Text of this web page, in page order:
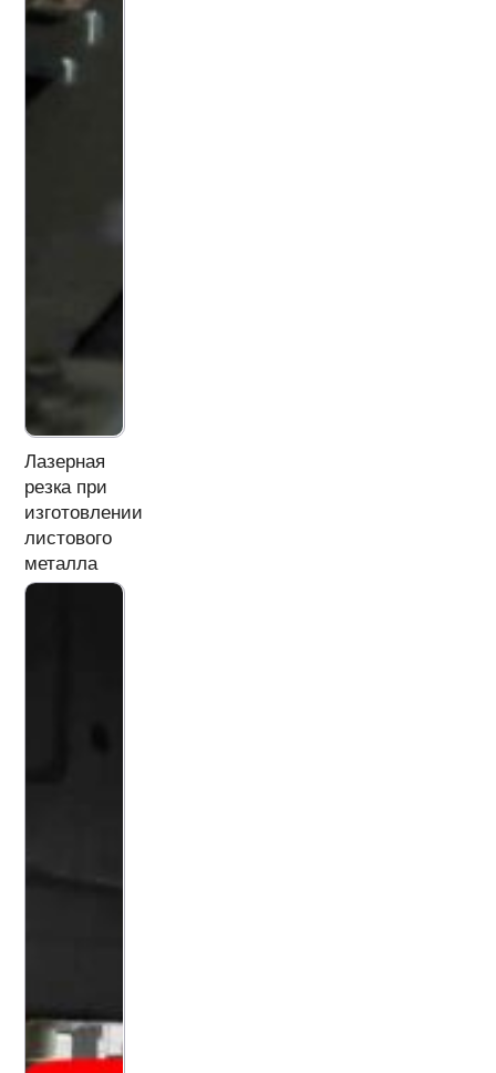
Лазерная
резка при
изготовлении
листового
металла